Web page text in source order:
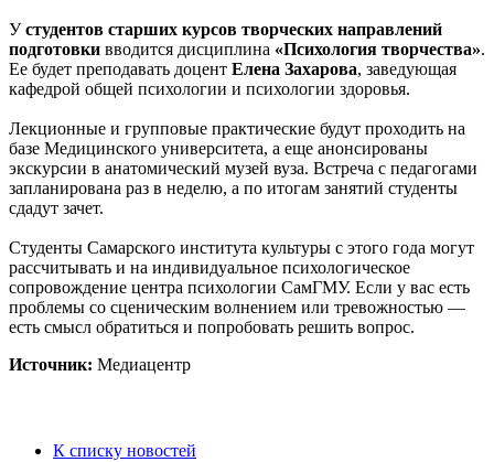
Устудентов старших курсов творческих направлений
подготовки вводится дисциплина «Психология творчества».
Ее будет преподавать доцент Елена Захарова, заведующая
кафедрой общей психологии и психологии здоровья.
Лекционные и групповые практические будут проходить на
базе Медицинского университета, а еще анонсированы
экскурсии в анатомический музей вуза. Встреча с педагогами
запланирована раз в неделю, а по итогам занятий студенты
сдадут зачет.
Студенты Самарского института культуры с этого года могут
рассчитывать и на индивидуальное психологическое
сопровождение центра психологии СамГМУ. Если у вас есть
проблемы со сценическим волнением или тревожностью —
есть смысл обратиться и попробовать решить вопрос.
Источник: Медиацентр
К списку новостей